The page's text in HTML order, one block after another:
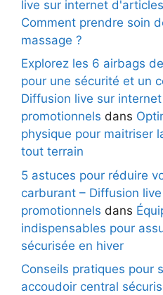
live sur internet
Comment prendre soin
massage ?
Explorez les 6 airbags
pour une sécurité et un
Diffusion live sur
promotionnels dans
physique pour maitriser
tout terrain
5 astuces pour réduire
carburant – Diffusion
promotionnels dans
indispensables pour
sécurisée en hiver
Conseils pratiques pour
accoudoir central